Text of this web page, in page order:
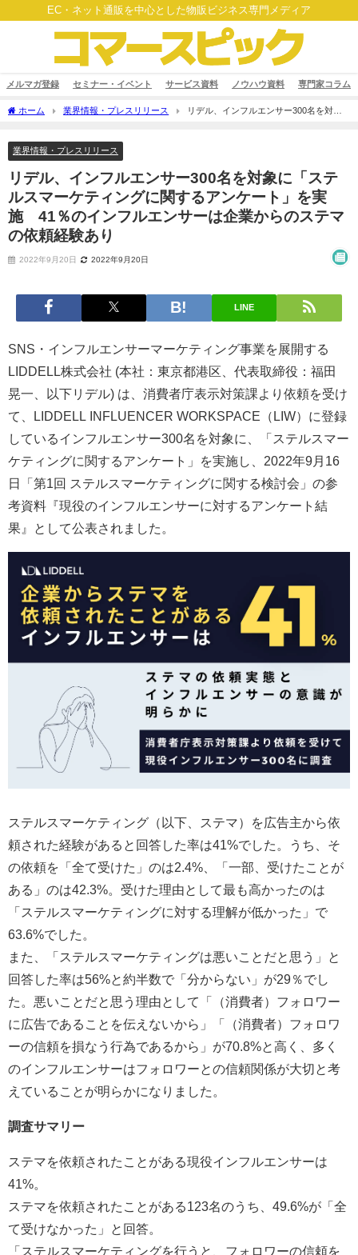
EC・ネット通販を中心とした物販ビジネス専門メディア
メルマガ登録 セミナー・イベント サービス資料 ノウハウ資料 専門家コラム
ホーム 業界情報・プレスリリース
リデル、インフルエンサー300名を対象
業界情報・プレスリリース
リデル、インフルエンサー300名を対象に「ステ
ルスマーケティングに関するアンケート」を実
施 41％のインフルエンサーは企業からのステマ
の依頼経験あり
2022年9月20日 2022年9月20日
LINE
SNS・インフルエンサーマーケティング事業を展開する
LIDDELL株式会社 (本社：東京都港区、代表取締役：福田
晃一、以下リデル) は、消費者庁表示対策課より依頼を受け
て、LIDDELL INFLUENCER WORKSPACE（LIW）に登録
しているインフルエンサー300名を対象に、「ステルスマー
ケティングに関するアンケート」を実施し、2022年9月16
日「第1回 ステルスマーケティングに関する検討会」の参
考資料『現役のインフルエンサーに対するアンケート結
果』として公表されました。
ステルスマーケティング（以下、ステマ）を広告主から依
頼された経験があると回答した率は41%でした。うち、そ
の依頼を「全て受けた」のは2.4%、「一部、受けたことが
ある」のは42.3%。受けた理由として最も高かったのは
「ステルスマーケティングに対する理解が低かった」で
63.6%でした。
また、「ステルスマーケティングは悪いことだと思う」と
回答した率は56%と約半数で「分からない」が29％でし
た。悪いことだと思う理由として「（消費者）フォロワー
に広告であることを伝えないから」「（消費者）フォロワ
ーの信頼を損なう行為であるから」が70.8%と高く、多く
のインフルエンサーはフォロワーとの信頼関係が大切と考
えていることが明らかになりました。
調査サマリー
ステマを依頼されたことがある現役インフルエンサーは
41%。
ステマを依頼されたことがある123名のうち、49.6%が「全
て受けなかった」と回答。
「ステルスマーケティングを行うと、フォロワーの信頼を